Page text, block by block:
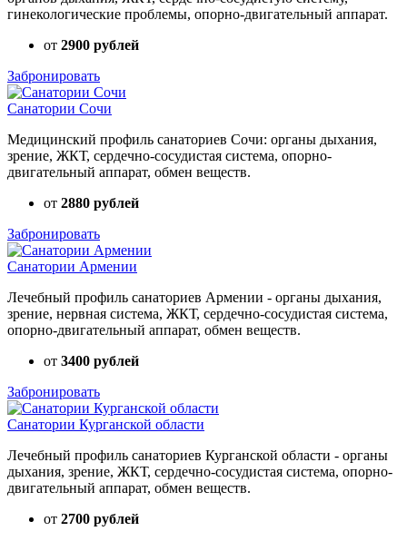
гинекологические проблемы, опорно-двигательный аппарат.
от 2900 рублей
Забронировать
Санатории Сочи
Медицинский профиль санаториев Сочи: органы дыхания,
зрение, ЖКТ, сердечно-сосудистая система, опорно-
двигательный аппарат, обмен веществ.
от 2880 рублей
Забронировать
Санатории Армении
Лечебный профиль санаториев Армении - органы дыхания,
зрение, нервная система, ЖКТ, сердечно-сосудистая система,
опорно-двигательный аппарат, обмен веществ.
от 3400 рублей
Забронировать
Санатории Курганской области
Лечебный профиль санаториев Курганской области - органы
дыхания, зрение, ЖКТ, сердечно-сосудистая система, опорно-
двигательный аппарат, обмен веществ.
от 2700 рублей